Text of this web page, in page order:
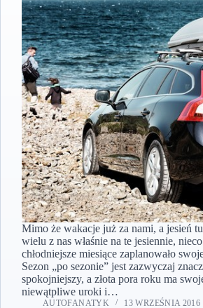
Mimo że wakacje już za nami, a jesień
wielu z nas właśnie na te jesiennie, nieco
chłodniejsze miesiące zaplanowało
Sezon „po sezonie” jest zazwyczaj
spokojniejszy, a złota pora roku ma
niewątpliwe uroki i…
AUTOFANATYK
13 WRZEŚNIA 2016